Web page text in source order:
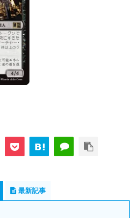
最新記事